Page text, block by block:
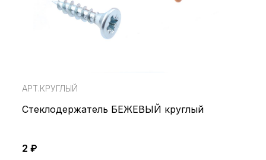
АРТ.КРУГЛЫЙ
Стеклодержатель БЕЖЕВЫЙ круглый
2 ₽